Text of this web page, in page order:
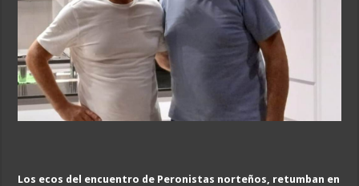
Los ecos del encuentro de Peronistas norteños, retumban en